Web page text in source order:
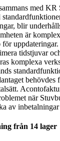
med KR
blir
är
tidstjuvar
komplexa
behövdes
när
av
från 14 lager